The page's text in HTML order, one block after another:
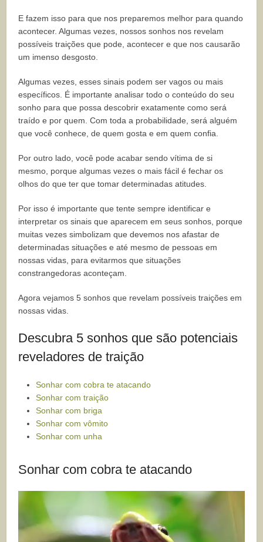
E fazem isso para que nos preparemos melhor para quando
acontecer. Algumas vezes, nossos sonhos nos revelam
possíveis traições que pode, acontecer e que nos causarão
um imenso desgosto.
Algumas vezes, esses sinais podem ser vagos ou mais
específicos. É importante analisar todo o conteúdo do seu
sonho para que possa descobrir exatamente como será
traído e por quem. Com toda a probabilidade, será alguém
que você conhece, de quem gosta e em quem confia.
Por outro lado, você pode acabar sendo vítima de si
mesmo, porque algumas vezes o mais fácil é fechar os
olhos do que ter que tomar determinadas atitudes.
Por isso é importante que tente sempre identificar e
interpretar os sinais que aparecem em seus sonhos, porque
muitas vezes simbolizam que devemos nos afastar de
determinadas situações e até mesmo de pessoas em
nossas vidas, para evitarmos que situações
constrangedoras aconteçam.
Agora vejamos 5 sonhos que revelam possíveis traições em
nossas vidas.
Descubra 5 sonhos que são potenciais
reveladores de traição
Sonhar com cobra te atacando
Sonhar com traição
Sonhar com briga
Sonhar com vômito
Sonhar com unha
Sonhar com cobra te atacando